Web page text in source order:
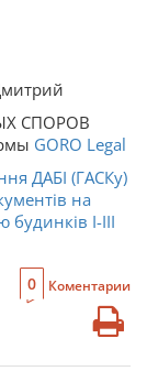
СПОРОВ
GORO Legal
ДАБІ (ГАСКу)
на
будинків I-III
0 Коментарии